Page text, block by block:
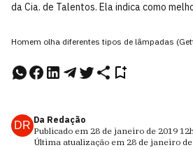
da Cia. de Talentos. Ela indica como
Homem olha diferentes tipos de lâmpadas
DR Da Redação
Publicado em 28 de janeiro de 2019
Última atualização em 28 de janeiro